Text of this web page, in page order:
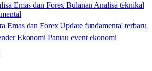
Emas dan Forex Bulanan Analisa teknikal
Emas dan Forex Update fundamental terbaru
Ekonomi Pantau event ekonomi